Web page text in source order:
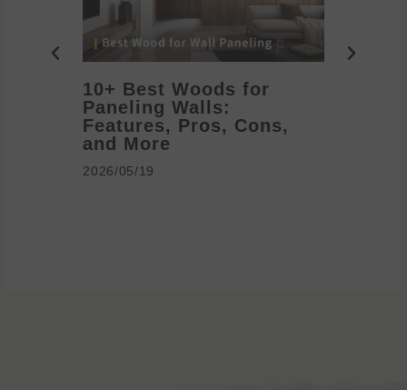
10+ Best Woods for
Paneling Walls:
Features, Pros, Cons,
and More
2026/05/19